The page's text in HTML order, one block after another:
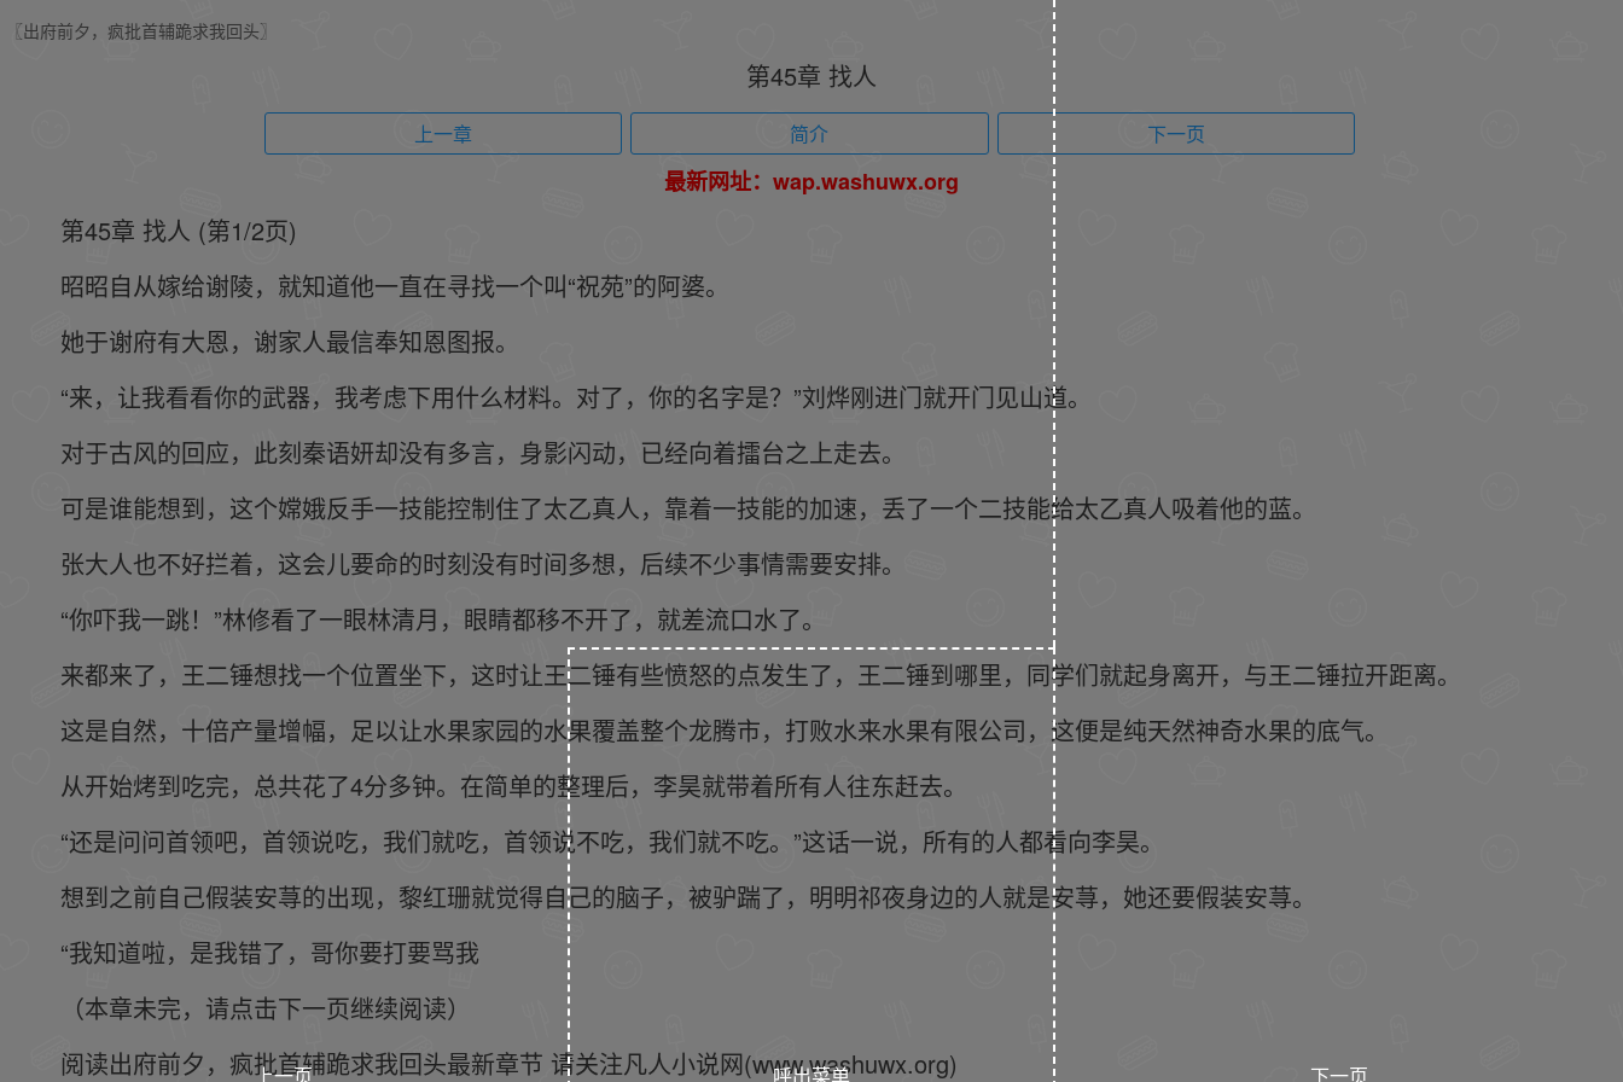
〖出府前夕，疯批首辅跪求我回头〗
第45章 找人
上一章 简介 下一页
最新网址：wap.washuwx.org
第45章 找人 (第1/2页)
昭昭自从嫁给谢陵，就知道他一直在寻找一个叫“祝苑”的阿婆。
她于谢府有大恩，谢家人最信奉知恩图报。
“来，让我看看你的武器，我考虑下用什么材料。对了，你的名字是？”刘烨刚进门就开门见山道。
对于古风的回应，此刻秦语妍却没有多言，身影闪动，已经向着擂台之上走去。
可是谁能想到，这个嫦娥反手一技能控制住了太乙真人，靠着一技能的加速，丢了一个二技能给太乙真人吸着他的蓝。
张大人也不好拦着，这会儿要命的时刻没有时间多想，后续不少事情需要安排。
“你吓我一跳！”林修看了一眼林清月，眼睛都移不开了，就差流口水了。
来都来了，王二锤想找一个位置坐下，这时让王二锤有些愤怒的点发生了，王二锤到哪里，同学们就起身离开，与王二锤拉开距离。
这是自然，十倍产量增幅，足以让水果家园的水果覆盖整个龙腾市，打败水来水果有限公司，这便是纯天然神奇水果的底气。
从开始烤到吃完，总共花了4分多钟。在简单的整理后，李昊就带着所有人往东赶去。
“还是问问首领吧，首领说吃，我们就吃，首领说不吃，我们就不吃。”这话一说，所有的人都看向李昊。
想到之前自己假装安荨的出现，黎红珊就觉得自己的脑子，被驴踹了，明明祁夜身边的人就是安荨，她还要假装安荨。
“我知道啦，是我错了，哥你要打要骂我
（本章未完，请点击下一页继续阅读）
阅读出府前夕，疯批首辅跪求我回头最新章节 请关注凡人小说网(www.washuwx.org)
上一页 下一页
呼出菜单